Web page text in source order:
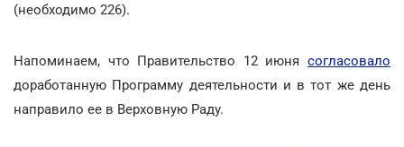
(необходимо 226).
Напоминаем, что Правительство 12 июня согласовало
доработанную Программу деятельности и в тот же день
направило ее в Верховную Раду.